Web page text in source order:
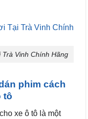
Vinh Chính Hãng
phim cách
tô
xe ô tô là một